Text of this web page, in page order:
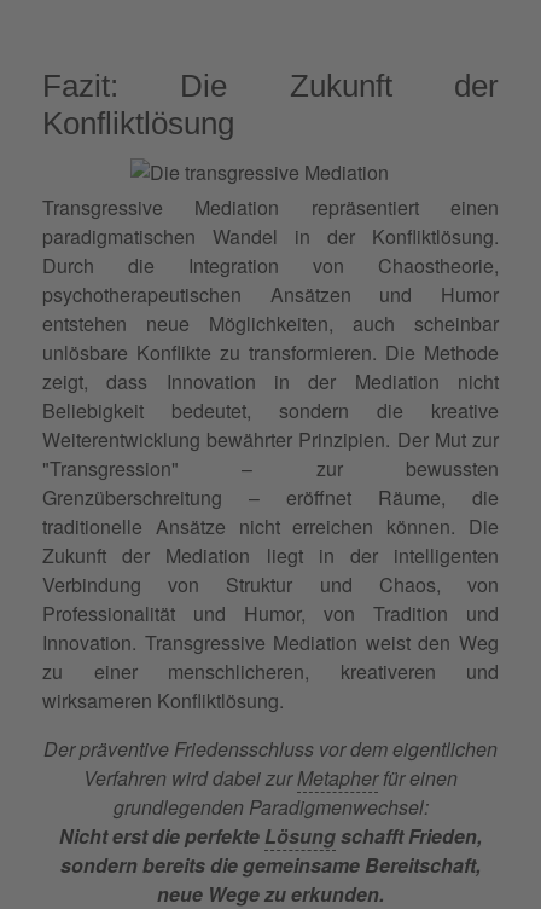
Fazit: Die Zukunft der
Konfliktlösung
Transgressive Mediation repräsentiert einen
paradigmatischen Wandel in der Konfliktlösung.
Durch die Integration von Chaostheorie,
psychotherapeutischen Ansätzen und Humor
entstehen neue Möglichkeiten, auch scheinbar
unlösbare Konflikte zu transformieren. Die Methode
zeigt, dass Innovation in der Mediation nicht
Beliebigkeit bedeutet, sondern die kreative
Weiterentwicklung bewährter Prinzipien. Der Mut zur
"Transgression" – zur bewussten
Grenzüberschreitung – eröffnet Räume, die
traditionelle Ansätze nicht erreichen können. Die
Zukunft der Mediation liegt in der intelligenten
Verbindung von Struktur und Chaos, von
Professionalität und Humor, von Tradition und
Innovation. Transgressive Mediation weist den Weg
zu einer menschlicheren, kreativeren und
wirksameren Konfliktlösung.
Der präventive Friedensschluss vor dem eigentlichen
Verfahren wird dabei zurMetapherfür einen
grundlegenden Paradigmenwechsel:
Nicht erst die perfekte Lösungschafft Frieden,
sondern bereits die gemeinsame Bereitschaft,
neue Wege zu erkunden.